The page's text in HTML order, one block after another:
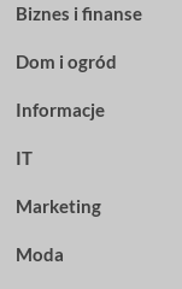
Biznes i finanse
Dom i ogród
Informacje
IT
Marketing
Moda